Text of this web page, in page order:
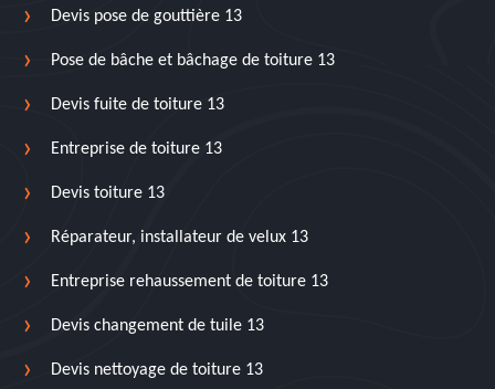
Devis pose de gouttière 13
Pose de bâche et bâchage de toiture 13
Devis fuite de toiture 13
Entreprise de toiture 13
Devis toiture 13
Réparateur, installateur de velux 13
Entreprise rehaussement de toiture 13
Devis changement de tuile 13
Devis nettoyage de toiture 13